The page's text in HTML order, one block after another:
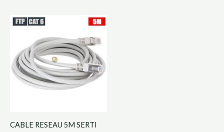
CABLE RESEAU 5M SERTI